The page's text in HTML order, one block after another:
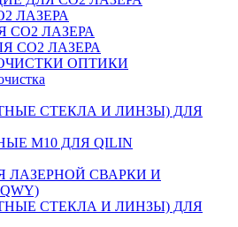
ЛАЗЕРА
CO2 ЛАЗЕРА
CO2 ЛАЗЕРА
ОПТИКИ
СТЕКЛА И ЛИНЗЫ) ДЛЯ
M10 ДЛЯ QILIN
ЛАЗЕРНОЙ СВАРКИ И
СТЕКЛА И ЛИНЗЫ) ДЛЯ